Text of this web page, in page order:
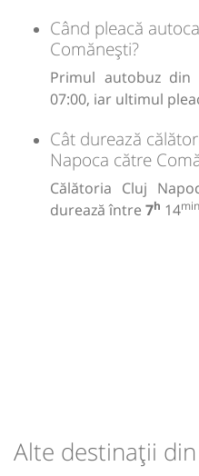
Când pleacă
Comănești?
Primul autobuz din
07:00, iar ultimul
Cât durează
Napoca către
Călătoria Cluj
durează între 7h 14min
Alte destinații